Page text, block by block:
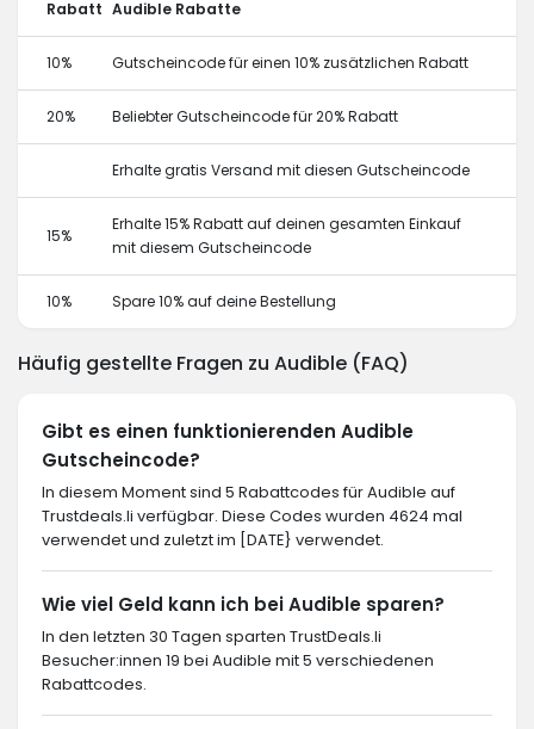
Rabatt Audible Rabatte
10% Gutscheincode für einen 10% zusätzlichen Rabatt
20% Beliebter Gutscheincode für 20% Rabatt
Erhalte gratis Versand mit diesen Gutscheincode
15%
Erhalte 15% Rabatt auf deinen gesamten Einkauf
mit diesem Gutscheincode
10% Spare 10% auf deine Bestellung
Häufig gestellte Fragen zu Audible (FAQ)
Gibt es einen funktionierenden Audible
Gutscheincode?
In diesem Moment sind 5 Rabattcodes für Audible auf
Trustdeals.li verfügbar. Diese Codes wurden 4624 mal
verwendet und zuletzt im [DATE} verwendet.
Wie viel Geld kann ich bei Audible sparen?
In den letzten 30 Tagen sparten TrustDeals.li
Besucher:innen 19 bei Audible mit 5 verschiedenen
Rabattcodes.